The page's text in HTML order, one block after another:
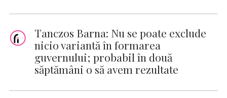
Tanczos Barna: Nu se poate exclude
nicio variantă în formarea
guvernului; probabil în două
săptămâni o să avem rezultate